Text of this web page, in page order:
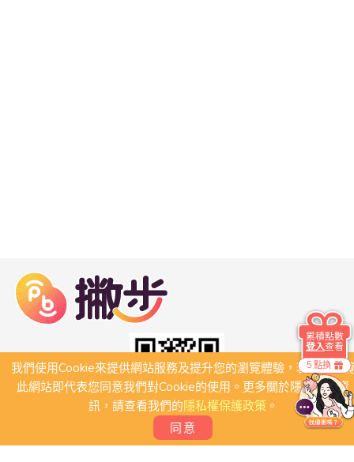
我們使用Cookie來提供網站服務及提升您的瀏覽體驗，若繼續瀏
此網站即代表您同意我們對Cookie的使用。更多關於隱私保護資
訊，請查看我們的隱私權保護政策。
同意
5 點換
累積點數
登入查看